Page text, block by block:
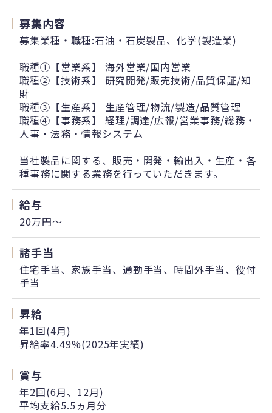
募集内容
募集業種・職種:石油・石炭製品、化学(製造業)
職種①【営業系】 海外営業/国内営業
職種②【技術系】 研究開発/販売技術/品質保証/知
財
職種③【生産系】 生産管理/物流/製造/品質管理
職種④【事務系】 経理/調達/広報/営業事務/総務・
人事・法務・情報システム
当社製品に関する、販売・開発・輸出入・生産・各
種事務に関する業務を行っていただきます。
給与
20万円〜
諸手当
住宅手当、家族手当、通勤手当、時間外手当、役付
手当
昇給
年1回(4月)
昇給率4.49%(2025年実績)
賞与
年2回(6月、12月)
平均支給5.5ヵ月分